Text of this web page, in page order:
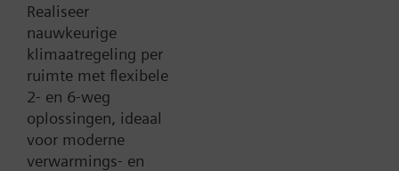
Documenten
Technische samenvatting
Realiseer
nauwkeurige
klimaatregeling per
ruimte met flexibele
2- en 6-weg
oplossingen, ideaal
voor moderne
verwarmings- en